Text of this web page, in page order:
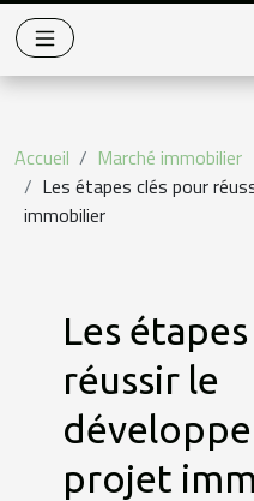
Accueil
Marché immobilier
Les étapes clés pour
immobilier
Les
réussir le
projet